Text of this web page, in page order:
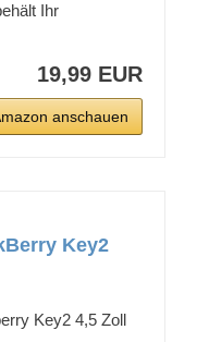
Ihr
19,99 EUR
anschauen
Key2
Key2 4,5 Zoll